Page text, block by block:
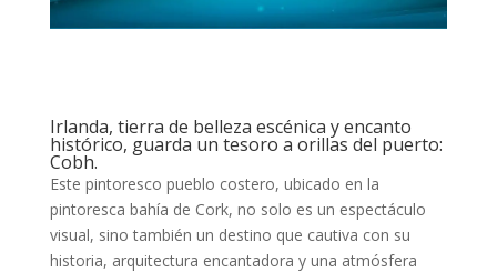
Irlanda, tierra de belleza escénica y encanto
histórico, guarda un tesoro a orillas del puerto:
Cobh.
Este pintoresco pueblo costero, ubicado en la
pintoresca bahía de Cork, no solo es un espectáculo
visual, sino también un destino que cautiva con su
historia, arquitectura encantadora y una atmósfera